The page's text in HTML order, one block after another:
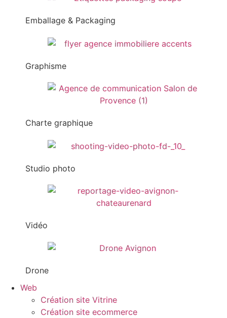
Emballage & Packaging
Graphisme
Charte graphique
Studio photo
Vidéo
Drone
Web
Création site Vitrine
Création site ecommerce